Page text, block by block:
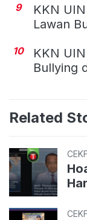
9
KKN
Lawan
10
KKN
Bullying
Related